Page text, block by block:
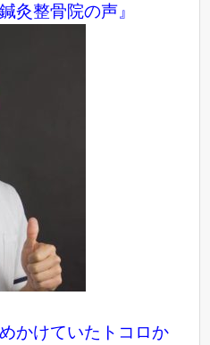
灸整骨院の声』
かけていたトコロか